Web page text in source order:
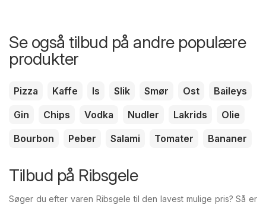
Se også tilbud på andre populære
produkter
Pizza Kaffe Is Slik Smør Ost
Baileys
Gin
Chips Vodka Nudler Lakrids
Olie
Bourbon
Peber Salami Tomater Bananer
Tilbud på Ribsgele
Søger du efter varen Ribsgele til den lavest mulige pris? Så er